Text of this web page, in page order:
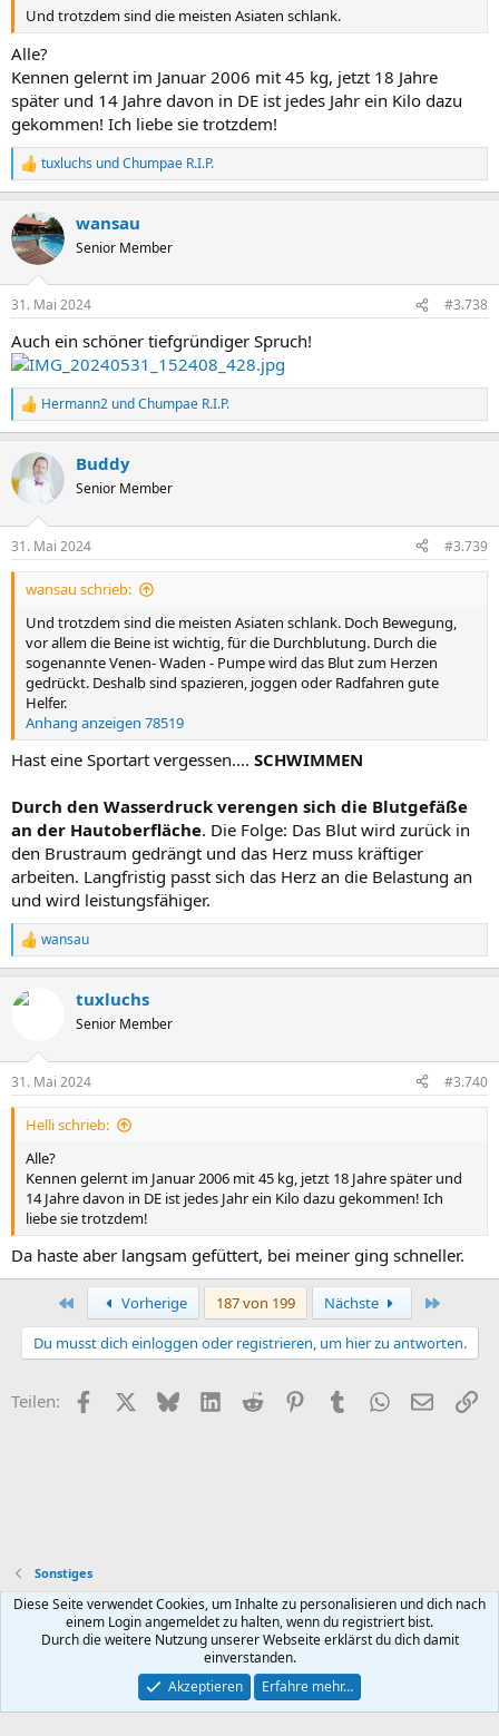
Und trotzdem sind die meisten Asiaten schlank.
Alle?
Kennen gelernt im Januar 2006 mit 45 kg, jetzt 18 Jahre
später und 14 Jahre davon in DE ist jedes Jahr ein Kilo dazu
gekommen! Ich liebe sie trotzdem!
R
e
k
t
i
n
e
:
tuxluchs undChumpae R.I.P.
wansau
Senior Member
31. Mai 2024 #3.738
Auch ein schöner tiefgründiger Spruch!
R
e
k
t
i
e
n
Hermann2 undChumpae R.I.P.
Buddy
Senior Member
31. Mai 2024 #3.739
wansau schrieb:
Und trotzdem sind die meisten Asiaten schlank. Doch Bewegung,
vor allem die Beine ist wichtig, für die Durchblutung. Durch die
sogenannte Venen- Waden - Pumpe wird das Blut zum Herzen
gedrückt. Deshalb sind spazieren, joggen oder Radfahren gute
Helfer.
Anhang anzeigen 78519
Hast eine Sportart vergessen.... SCHWIMMEN
Durch den Wasserdruck verengen sich die Blutgefäße
an der Hautoberfläche. Die Folge: Das Blut wird zurück in
den Brustraum gedrängt und das Herz muss kräftiger
arbeiten. Langfristig passt sich das Herz an die Belastung an
und wird leistungsfähiger.
R
e
k
e
n
wansau
tuxluchs
Senior Member
31. Mai 2024 #3.740
Helli schrieb:
Alle?
Kennen gelernt im Januar 2006 mit 45 kg, jetzt 18 Jahre später und
14 Jahre davon in DE ist jedes Jahr ein Kilo dazu gekommen! Ich
liebe sie trotzdem!
Da haste aber langsam gefüttert, bei meiner ging schneller.
Erste Vorherige 187 von 199 Nächste
Du musst dich einloggen oder registrieren, um hier zu antworten.
Teilen: FacebookX (Twitter)
BlueskyLinkedIn
Reddit PinterestTumblr WhatsApp
E-Mail
Sonstiges
Default style
Deutsch (Du)
Datenschutz Hilfe und Impressum
Community platform by XenForo® © 2010-2026 XenForo Ltd.
Diese Seite verwendet Cookies, um Inhalte zu personalisieren und dich nach
einem Login angemeldet zu halten, wenn du registriert bist.
Durch die weitere Nutzung unserer Webseite erklärst du dich damit
einverstanden.
Akzeptieren
Erfahre mehr…